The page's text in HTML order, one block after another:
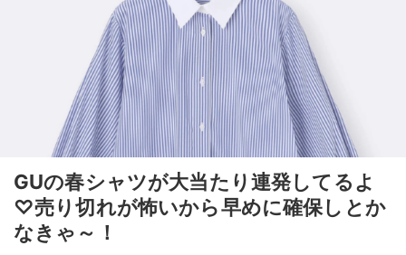
GUの春シャツが大当たり連発してるよ
♡売り切れが怖いから早めに確保しとか
なきゃ～！